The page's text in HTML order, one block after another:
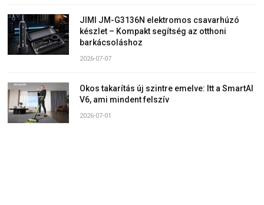
JIMI JM-G3136N elektromos csavarhúzó
készlet – Kompakt segítség az otthoni
barkácsoláshoz
2026-07-07
Okos takarítás új szintre emelve: Itt a SmartAI
V6, ami mindent felszív
2026-07-01